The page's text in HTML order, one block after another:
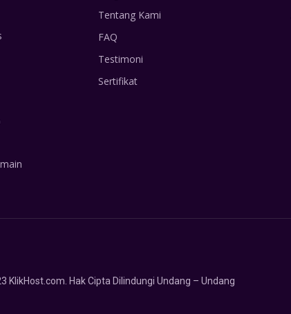
Tentang Kami
FAQ
Testimoni
Sertifikat
KlikHost.com. Hak Cipta Dilindungi Undang – Undang